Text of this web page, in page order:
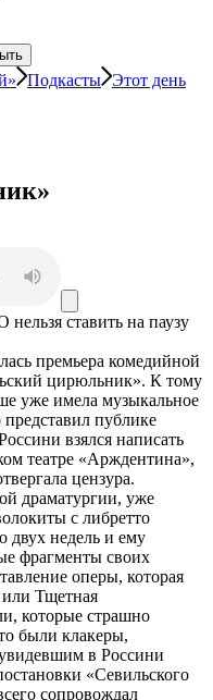
Подкасты Этот день
нельзя ставить на паузу
премьера комедийной
цирюльник». К тому
уже имела музыкальное
публике
взялся написать
театре «Арждентина»,
цензура.
драматургии, уже
с либретто
двух недель и ему
фрагменты своих
оперы, которая
или Тщетная
которые страшно
были клакеры,
в Россини
«Севильского
сопровождал